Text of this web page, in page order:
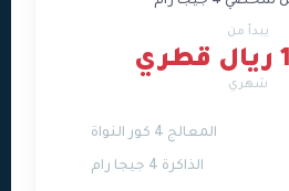
يبدأ من
شهري
المعالج 4 كور النواة
الذاكرة 4 جيجا رام